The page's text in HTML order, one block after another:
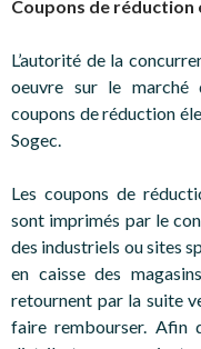
Coupons de réduction
L’autorité de la
oeuvre sur le marché
coupons de réduction
Sogec.
Les coupons de
sont imprimés par le
des industriels ou sites
en caisse des
retournent par la suite
faire rembourser. Afin